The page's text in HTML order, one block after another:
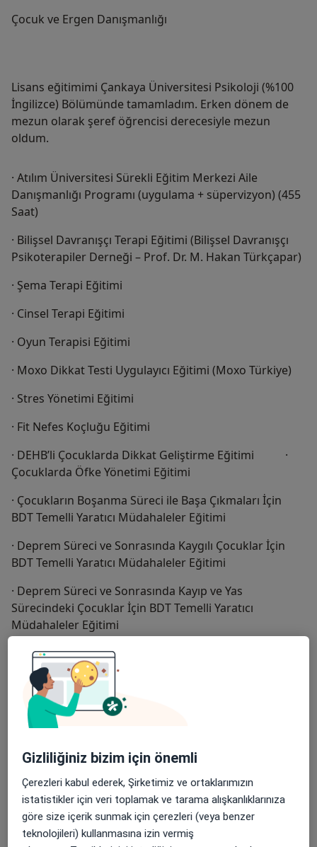
Çocuk ve Ergen Danışmanlığı
Lisans eğitimimi Çankaya Üniversitesi Psikoloji (%100
İngilizce) Bölümünde tamamladım. Erken dönem de
mezun olarak şeref öğrencisi derecesiyle mezun
oldum.
· Atılım Üniversitesi Sürekli Eğitim Merkezi Aile
Danışmanlığı Programı (uygulama + süpervizyon) (455
Saat)
· Bilişsel Davranışçı Terapi Eğitimi (Bilişsel Davranışçı
Psikoterapiler Derneği – Prof. Dr. M. Hakan Türkçapar)
· Şema Terapi Eğitimi
· Cinsel Terapi Eğitimi
· Oyun Terapisi Eğitimi
· Moxo Dikkat Testi Uygulayıcı Eğitimi (Moxo Türkiye)
· Stres Yönetimi Eğitimi
· Fit Nefes Koçluğu Eğitimi
· DEHB’li Çocuklarda Dikkat Geliştirme Eğitimi ·
Çocuklarda Öfke Yönetimi Eğitimi
· Çocukların Boşanma Süreci ile Başa Çıkmaları İçin
BDT Temelli Yaratıcı Müdahaleler Eğitimi
· Deprem Süreci ve Sonrasında Kaygılı Çocuklar İçin
BDT Temelli Yaratıcı Müdahaleler Eğitimi
· Deprem Süreci ve Sonrasında Kayıp ve Yas
Sürecindeki Çocuklar İçin BDT Temelli Yaratıcı
Müdahaleler Eğitimi
Mesleki Gelişim Semineri Sertifikaları
· Her Psikolojik Sorun Çocukluğa mı Dayanır?
Psikiyatrist Prof. Dr. Nevzat TARHAN
· Güvenmeyerek Güvende Hissedenlerden Misiniz?
Klinik Psikolog Ziya ÜNLÜTÜRK
· İçindeki Bilişsel ve Duygusal Refleksleri Nasıl
Gizliliğiniz bizim için önemli
Çerezleri kabul ederek, Şirketimiz ve ortaklarımızın
istatistikler için veri toplamak ve tarama alışkanlıklarınıza
göre size içerik sunmak için çerezleri (veya benzer
teknolojileri) kullanmasına izin vermiş